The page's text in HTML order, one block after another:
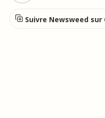
Suivre Newsweed sur